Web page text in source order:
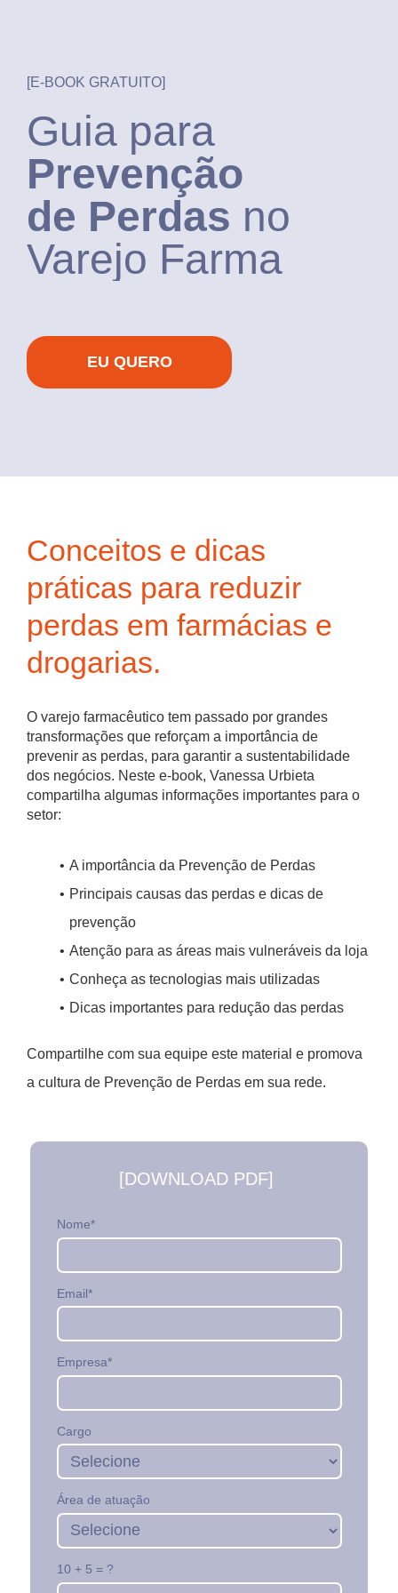
[E-BOOK GRATUITO]
Guia para
Prevenção
de Perdas no
Varejo Farma
EU QUERO
Conceitos e dicas
práticas para reduzir
perdas em farmácias e
drogarias.
O varejo farmacêutico tem passado por grandes
transformações que reforçam a importância de
prevenir as perdas, para garantir a sustentabilidade
dos negócios. Neste e-book, Vanessa Urbieta
compartilha algumas informações importantes para o
setor:
A importância da Prevenção de Perdas
Principais causas das perdas e dicas de
prevenção
Atenção para as áreas mais vulneráveis da loja
Conheça as tecnologias mais utilizadas
Dicas importantes para redução das perdas
Compartilhe com sua equipe este material e promova
a cultura de Prevenção de Perdas em sua rede.
[DOWNLOAD PDF]
Nome*
Email*
Empresa*
Cargo
Área de atuação
10 + 5 = ?